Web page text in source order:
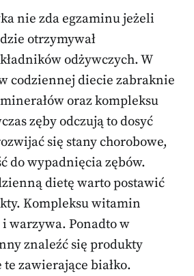
nie zda egzaminu jeżeli
otrzymywał
odżywczych. W
codziennej diecie zabraknie
oraz kompleksu
zęby odczują to dosyć
się stany chorobowe,
do wypadnięcia zębów.
dietę warto postawić
Kompleksu witamin
i warzywa. Ponadto w
znaleźć się produkty
te zawierające białko.